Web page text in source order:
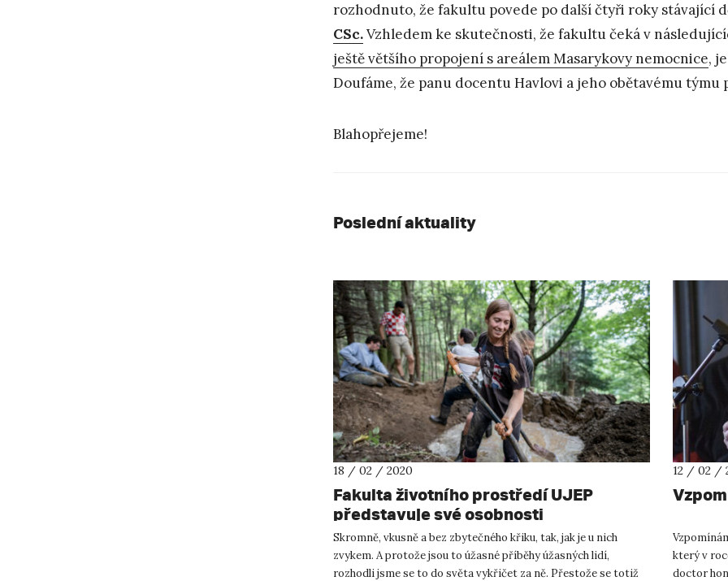
rozhodnuto, že fakultu povede po další čtyři roky stávající
CSc.Vzhledem ke skutečnosti, že fakultu čeká v
ještě většího propojení s areálem Masarykovy nemocnice,
Doufáme, že panu docentu Havlovi a jeho obětavému
Blahopřejeme!
Poslední aktuality
18 / 02 / 2020
Fakulta životního prostředí UJEP
představuje své osobnosti
Skromně, vkusně a bez zbytečného křiku, tak, jak je u nich
zvykem. A protože jsou to úžasné příběhy úžasných lidí,
rozhodli jsme se to do světa vykřičet za ně. Přestože se totiž
12 / 02 /
který v
doctor